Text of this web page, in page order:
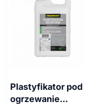
Plastyfikator pod
ogrzewanie